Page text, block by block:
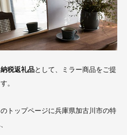
税返礼品として、ミラー商品をご提
。
トップページに兵庫県加古川市の特